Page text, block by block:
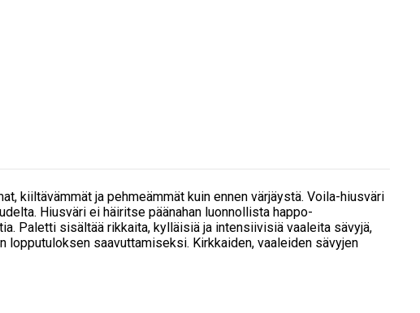
kiiltävämmät ja pehmeämmät kuin ennen värjäystä. Voila-hiusväri
Hiusväri ei häiritse päänahan luonnollista happo-
Paletti sisältää rikkaita, kylläisiä ja intensiivisiä vaaleita sävyjä,
lopputuloksen saavuttamiseksi. Kirkkaiden, vaaleiden sävyjen